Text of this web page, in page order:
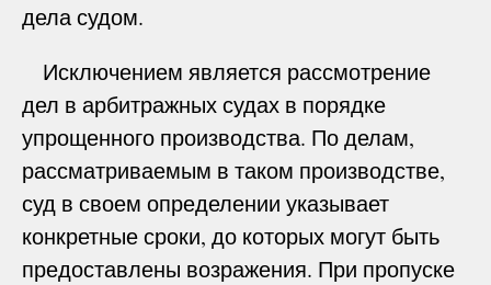
дела судом.
Исключением является рассмотрение
дел в арбитражных судах в порядке
упрощенного производства. По делам,
рассматриваемым в таком производстве,
суд в своем определении указывает
конкретные сроки, до которых могут быть
предоставлены возражения. При пропуске